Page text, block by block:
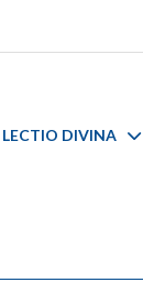
LECTIO DIVINA